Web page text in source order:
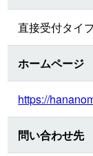
直接受付タイ
ホームページ
https://
問い合わせ先